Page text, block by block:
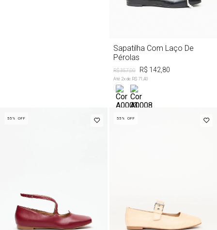
Sapatilha Com Laço De
Pérolas
R$ 357,00 R$ 142,80
Até 2x de R$ 71,40
55% OFF 55% OFF